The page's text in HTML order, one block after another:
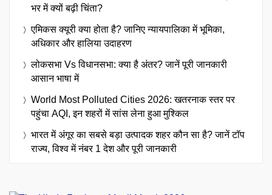
भर में क्यों बढ़ी चिंता?
एमिकस क्यूरी क्या होता है? जानिए न्यायपालिका में भूमिका,
अधिकार और हालिया उदाहरण
लोकसभा Vs विधानसभा: क्या है अंतर? जानें पूरी जानकारी
आसान भाषा में
World Most Polluted Cities 2026: खतरनाक स्तर पर
पहुंचा AQI, इन शहरों में सांस लेना हुआ मुश्किल
भारत में अंगूर का सबसे बड़ा उत्पादक शहर कौन सा है? जानें टॉप
राज्य, विश्व में नंबर 1 देश और पूरी जानकारी